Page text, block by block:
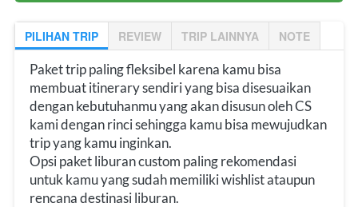
PILIHAN TRIP REVIEW TRIP LAINNYA NOTE
Paket trip paling fleksibel karena kamu bisa
membuat itinerary sendiri yang bisa disesuaikan
dengan kebutuhanmu yang akan disusun oleh CS
kami dengan rinci sehingga kamu bisa mewujudkan
trip yang kamu inginkan.
Opsi paket liburan custom paling rekomendasi
untuk kamu yang sudah memiliki wishlist ataupun
rencana destinasi liburan.